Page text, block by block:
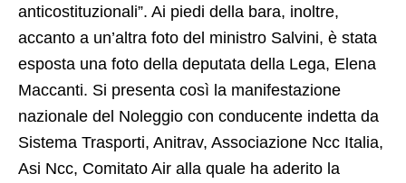
anticostituzionali”. Ai piedi della bara, inoltre,
accanto a un’altra foto del ministro Salvini, è stata
esposta una foto della deputata della Lega, Elena
Maccanti. Si presenta così la manifestazione
nazionale del Noleggio con conducente indetta da
Sistema Trasporti, Anitrav, Associazione Ncc Italia,
Asi Ncc, Comitato Air alla quale ha aderito la